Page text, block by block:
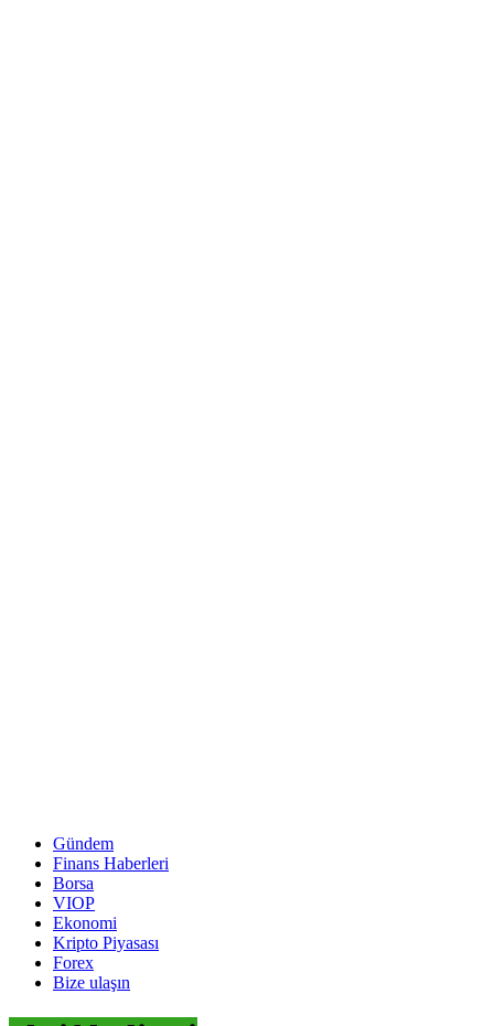
Gündem
Finans Haberleri
Borsa
VIOP
Ekonomi
Kripto Piyasası
Forex
Bize ulaşın